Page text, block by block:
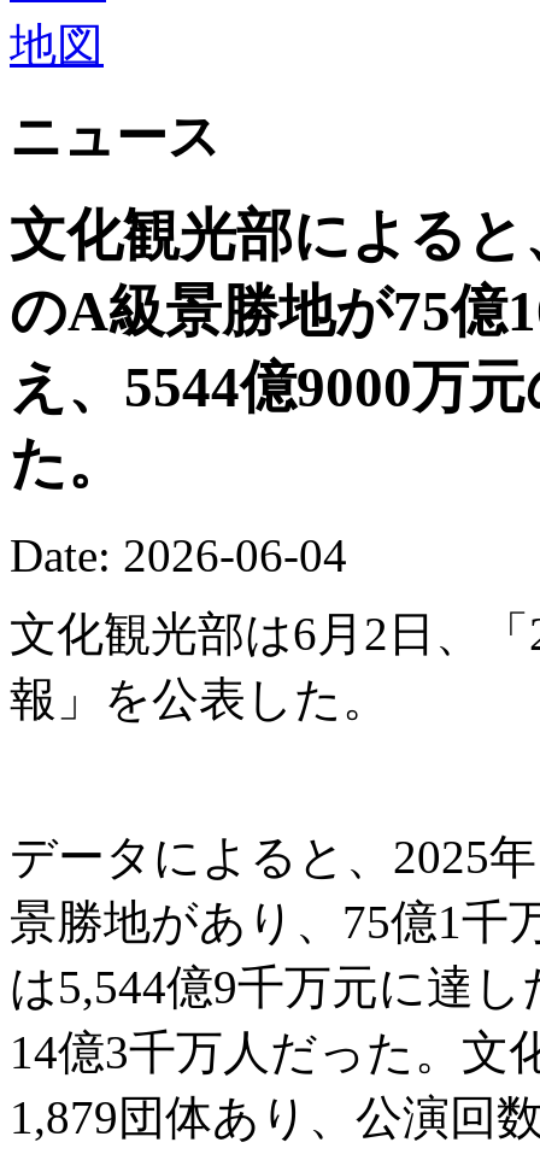
ニュース
文化観光部によると
のA級景勝地が75億
え、5544億9000万
た。
Date: 2026-06-04
文化観光部は6月2日、
報」を公表した。
データによると、2025
景勝地があり、75億1千
は5,544億9千万元に達
14億3千万人だった。文
1,879団体あり、公演回